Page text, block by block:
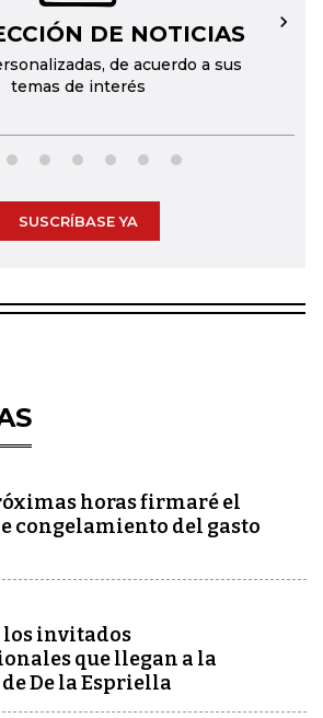
DE NOTICIAS
de acuerdo a sus
temas de interés
→
SUSCRÍBASE YA
horas firmaré el
congelamiento del gasto
los invitados
que llegan a la
De la Espriella